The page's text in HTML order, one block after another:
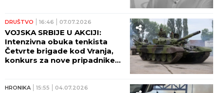
DRUŠTVO 16:46 07.07.2026
VOJSKA SRBIJE U AKCIJI:
Intenzivna obuka tenkista
Četvrte brigade kod Vranja,
konkurs za nove pripadnike
HRONIKA 15:55 04.07.2026